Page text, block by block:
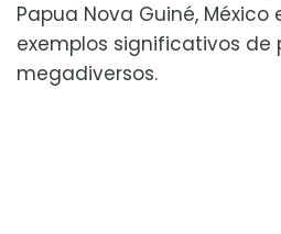
Papua Nova Guiné, México
exemplos significativos de
megadiversos.